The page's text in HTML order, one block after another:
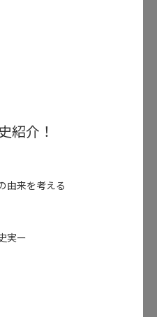
紹介！
由来を考える
実ー